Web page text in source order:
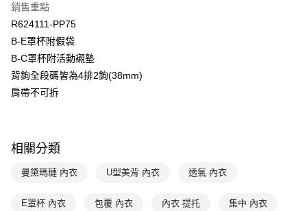
台灣樂天信用卡公司
相關說明
【關於「AFTEE先享後付」】
AFTEE先享後付是「在收到商品之後才付款」的支付方式。 讓您購物簡單
便利好安心！
１．簡單：不需註冊會員、不需綁卡、不需儲值。
２．便利：只要手機號碼，簡訊認證，即可結帳。
３．安心：先確認商品／服務後，再付款。
結帳頁面，進行簡訊認證並確認金額後，即可完成結帳。
２．訂單成立數日內，您將收到繳費通知簡訊。
ATM／網路銀行／等多元方式進行付款，方視為交易完成。
購買商品的店家。未經商家同意取消之訂單仍視為有效，需透過AFTEE先享
ATM付款
運送方式
全家取貨付款$888免運-以PackAge+配客嘉循環箱包裝寄出
每筆NT$90，滿NT$888(含以上)免運費
每筆NT$90，滿NT$1,000(含以上)免運費
銷售重點
R624111-PP75
B-E罩杯附假袋
B-C罩杯附活動襯墊
背鉤全段碼皆為4排2鉤(38mm)
肩帶不可拆
相關分類
曼黛瑪璉 內衣 U型美背 內衣 透氣 內衣
E罩杯 內衣 包覆 內衣 內衣 提托 集中 內衣